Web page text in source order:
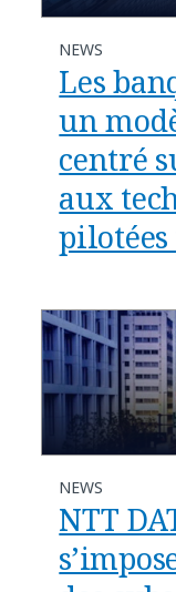
NEWS
Les
un
centré
aux
NEWS
NTT